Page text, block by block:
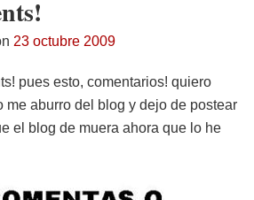
23 octubre 2009
pues esto, comentarios! quiero
me aburro del blog y dejo de postear
el blog de muera ahora que lo he